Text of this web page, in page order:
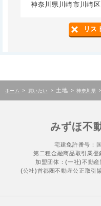
神奈川県川崎市川崎
リス
ホーム > 買いたい > 土地 > 神奈川県 >
みずほ不
宅建免許番号：
第二種金融商品取引業
加盟団体：(一社)不動
(公社)首都圏不動産公正取